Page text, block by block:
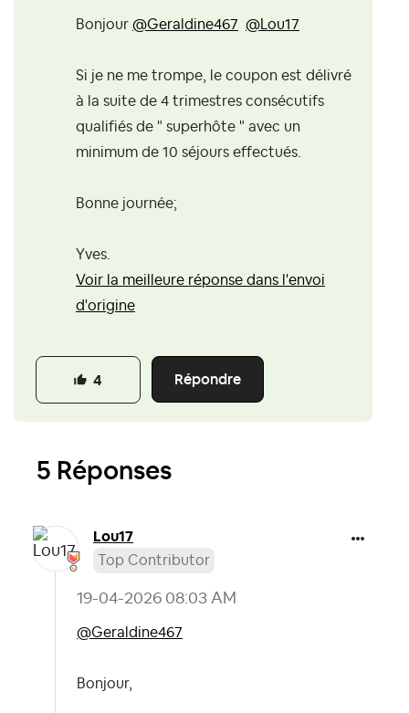
Bonjour @Geraldine467 @Lou17
Si je ne me trompe, le coupon est délivré
à la suite de 4 trimestres consécutifs
qualifiés de " superhôte " avec un
minimum de 10 séjours effectués.
Bonne journée;
Yves.
Voir la meilleure réponse dans l'envoi
d'origine
Répondre
4
5 Réponses
Lou17
Top Contributor
‎19-04-2026 08:03 AM
@Geraldine467
Bonjour,